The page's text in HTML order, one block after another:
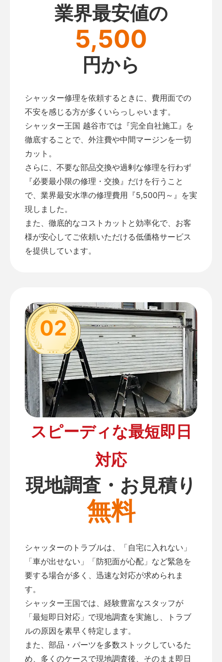
業界最安値の
5,500
円から
シャッター修理を依頼するときに、費用面での
不安を感じる方が多くいらっしゃいます。
シャッター王国 越谷市では『完全自社施工』を
徹底することで、外注費や中間マージンを一切
カット。
さらに、不要な部品交換や過剰な修理を行わず
『必要最小限の修理・交換』だけを行うこと
で、業界最安水準の修理費用『5,500円～』を実
現しました。
また、徹底的なコストカットと効率化で、お客
様が安心してご依頼いただける低価格サービス
を提供しています。
02
スピーディな最短即日
対応
現地調査・お見積り
無料
シャッターのトラブルは、「自宅に入れない」
「車が出せない」「防犯面が心配」など緊急を
要する場合が多く、迅速な対応が求められま
す。
シャッター王国では、経験豊富なスタッフが
「最短即日対応」で現地調査を実施し、トラブ
ルの原因を素早く特定します。
また、部品・パーツを多数ストックしているた
め、多くのケースで現地調査後、そのまま即日